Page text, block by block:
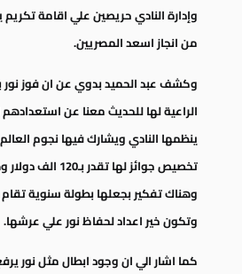
وإدارة النادي حريصين علي اقامة
من انجاز اسعد المصريين.
وكشف عبد الحميد بدوي عن ان فوز نور
الراعية لها للحديث معنا عن
ينظمها النادي ويشارك فيها نجوم
تخصيص جوائز لها
وهناك تفكير بجعلها بطولة سنوية
وتكون خير اعداد لحفاظ نور علي عرشها.
كما اشار الي ان وجود ابطال مثل نور